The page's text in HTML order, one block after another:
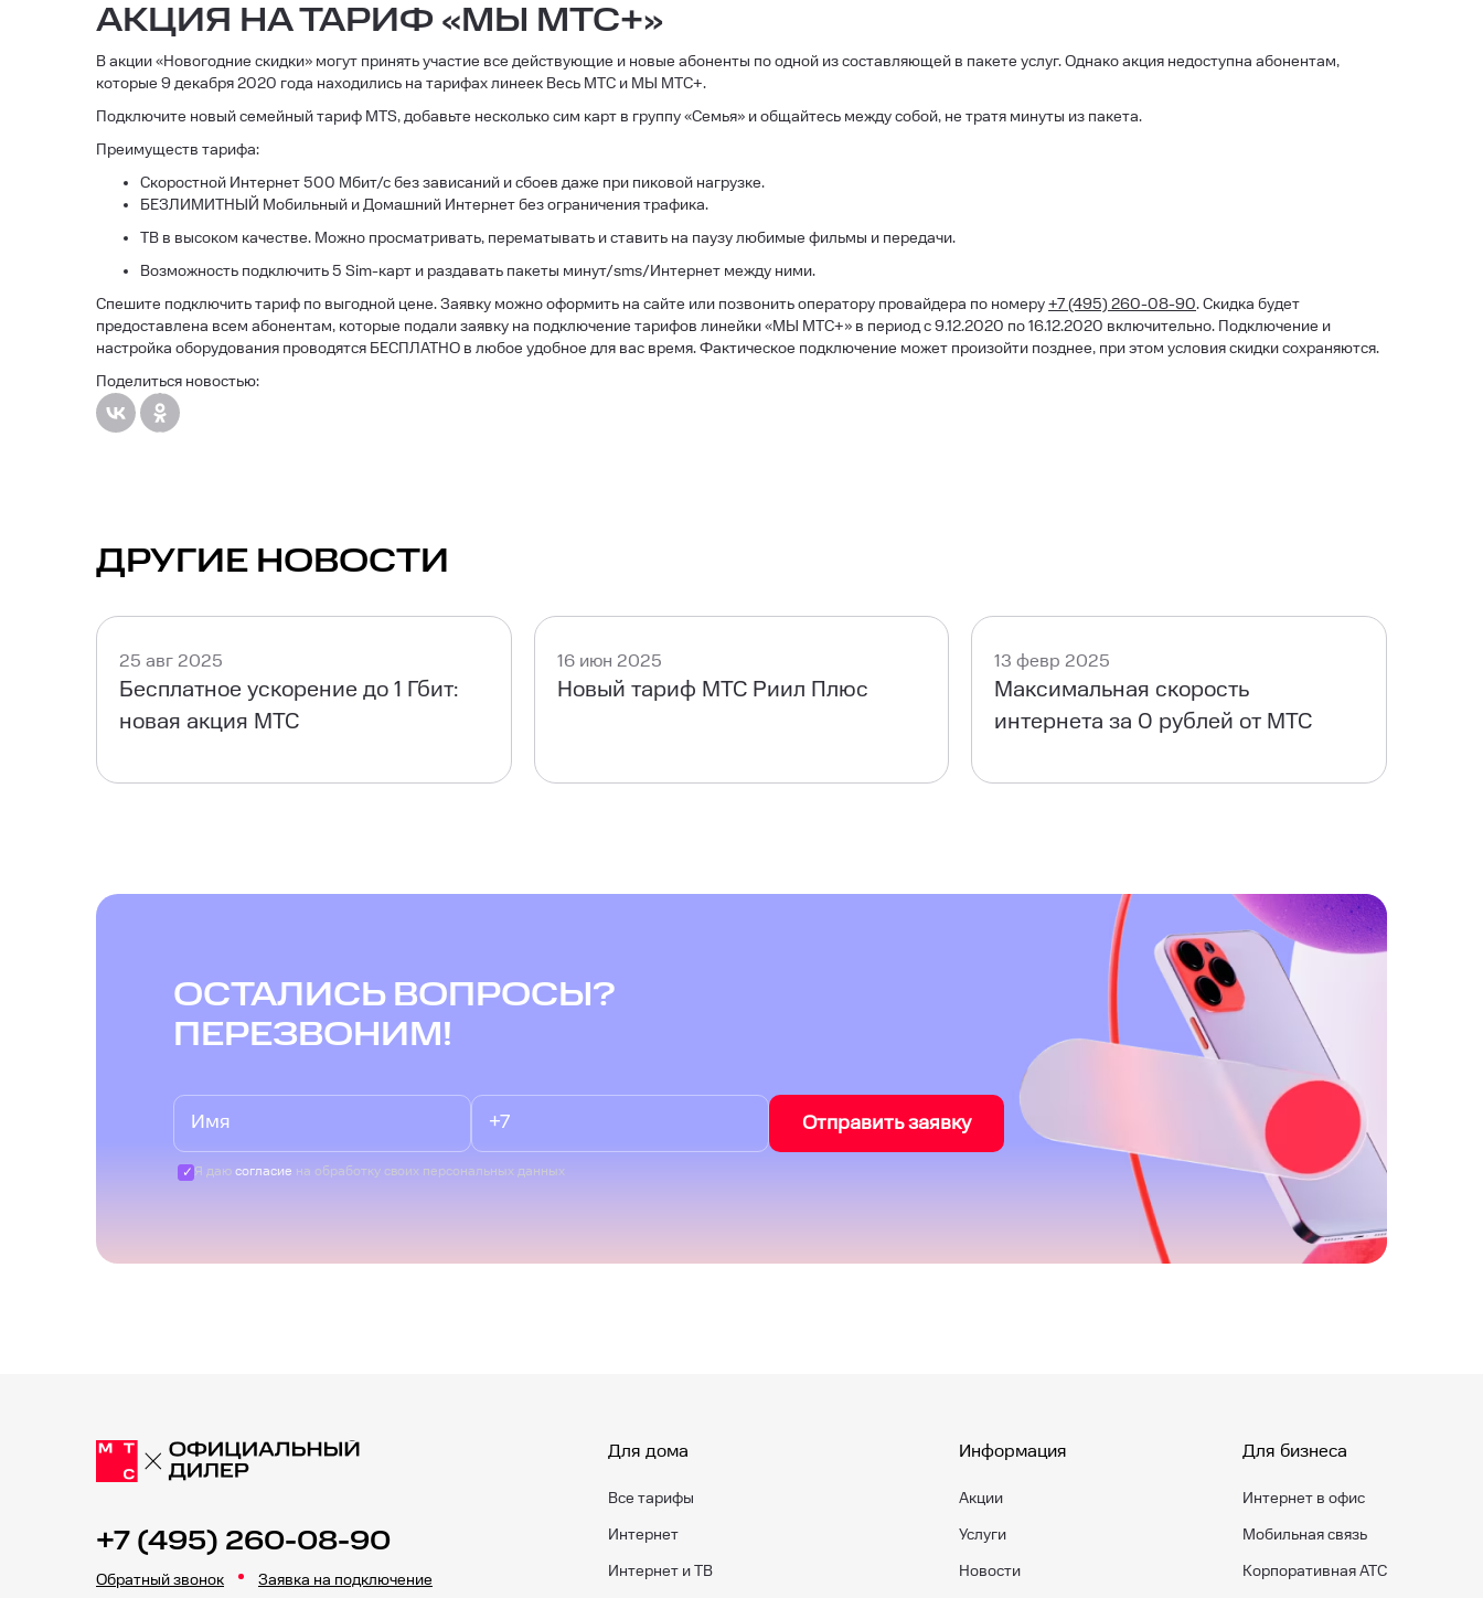
АКЦИЯ НА ТАРИФ «МЫ МТС+»
В акции «Новогодние скидки» могут принять участие все действующие и новые абоненты по одной из составляющей в пакете услуг. Однако акция недоступна абонентам,
которые 9 декабря 2020 года находились на тарифах линеек Весь МТС и МЫ МТС+.
Подключите новый семейный тариф МТS, добавьте несколько сим карт в группу «Семья» и общайтесь между собой, не тратя минуты из пакета.
Преимуществ тарифа:
Скоростной Интернет 500 Мбит/с без зависаний и сбоев даже при пиковой нагрузке.
БЕЗЛИМИТНЫЙ Мобильный и Домашний Интернет без ограничения трафика.
ТВ в высоком качестве. Можно просматривать, перематывать и ставить на паузу любимые фильмы и передачи.
Возможность подключить 5 Sim-карт и раздавать пакеты минут/sms/Интернет между ними.
Спешите подключить тариф по выгодной цене. Заявку можно оформить на сайте или позвонить оператору провайдера по номеру+7 (495) 260-08-90. Скидка будет
предоставлена всем абонентам, которые подали заявку на подключение тарифов линейки «МЫ МТС+» в период с 9.12.2020 по 16.12.2020 включительно. Подключение и
настройка оборудования проводятся БЕСПЛАТНО в любое удобное для вас время. Фактическое подключение может произойти позднее, при этом условия скидки сохраняются.
Поделиться новостью:
ДРУГИЕ НОВОСТИ
25 авг 2025
Бесплатное ускорение до 1 Гбит:
новая акция МТС
16 июн 2025
Новый тариф МТС Риил Плюс
13 февр 2025
Максимальная скорость
интернета за 0 рублей от МТС
ОСТАЛИСЬ ВОПРОСЫ?
ПЕРЕЗВОНИМ!
Отправить заявку
Я даю согласие на обработку своих персональных данных
+7 (495) 260-08-90
Обратный звонок Заявка на подключение
Для дома
Все тарифы
Интернет
Интернет и ТВ
Информация
Акции
Услуги
Новости
Для бизнеса
Интернет в офис
Мобильная связь
Корпоративная АТС